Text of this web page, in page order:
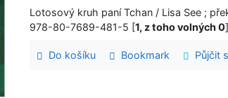
Lotosový kruh paní Tchan / Lisa See ;
978-80-7689-481-5 [1, z toho volných 0]
Do košíku Bookmark Půjčit